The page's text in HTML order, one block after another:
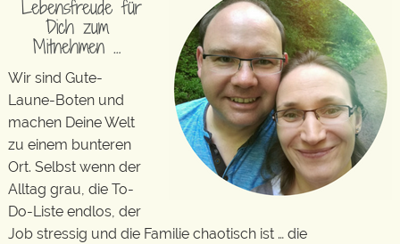
Lebensfreude für
Dich zum
Mitnehmen …
Wir sind Gute-
Laune-Boten und
machen Deine Welt
zu einem bunteren
Ort. Selbst wenn der
Alltag grau, die To-
Do-Liste endlos, der
Job stressig und die Familie chaotisch ist … die